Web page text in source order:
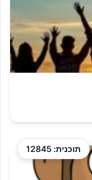
תוכנית: 12845